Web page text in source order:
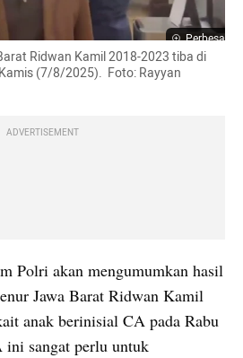
Perbesar
Ridwan Kamil 2018-2023 tiba di
(7/8/2025).  Foto: Rayyan
ADVERTISEMENT
Polri akan mengumumkan hasil
Jawa Barat Ridwan Kamil
anak berinisial CA pada Rabu
sangat perlu untuk